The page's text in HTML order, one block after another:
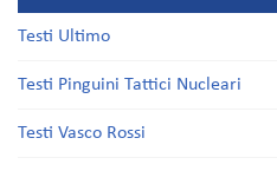
Testi Ultimo
Testi Pinguini Tattici Nucleari
Testi Vasco Rossi